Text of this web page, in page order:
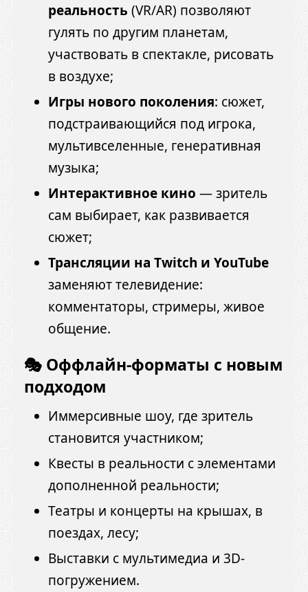
реальность (VR/AR) позволяют
гулять по другим планетам,
участвовать в спектакле, рисовать
в воздухе;
Игры нового поколения: сюжет,
подстраивающийся под игрока,
мультивселенные, генеративная
музыка;
Интерактивное кино — зритель
сам выбирает, как развивается
сюжет;
Трансляции на Twitch и YouTube
заменяют телевидение:
комментаторы, стримеры, живое
общение.
🎭 Оффлайн-форматы с новым
подходом
Иммерсивные шоу, где зритель
становится участником;
Квесты в реальности с элементами
дополненной реальности;
Театры и концерты на крышах, в
поездах, лесу;
Выставки с мультимедиа и 3D-
погружением.